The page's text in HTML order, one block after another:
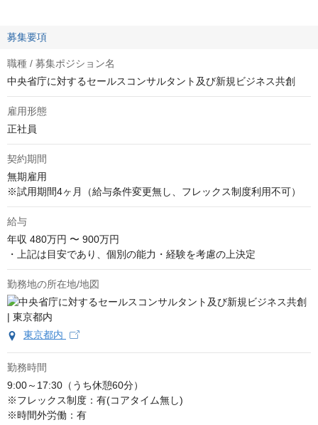
募集要項
職種 / 募集ポジション名
中央省庁に対するセールスコンサルタント及び新規ビジネス共創
雇用形態
正社員
契約期間
無期雇用
※試用期間4ヶ月（給与条件変更無し、フレックス制度利用不可）
給与
年収 480万円 〜 900万円
・上記は目安であり、個別の能力・経験を考慮の上決定
勤務地の所在地/地図
東京都内
勤務時間
9:00～17:30（うち休憩60分）
※フレックス制度：有(コアタイム無し)
※時間外労働：有